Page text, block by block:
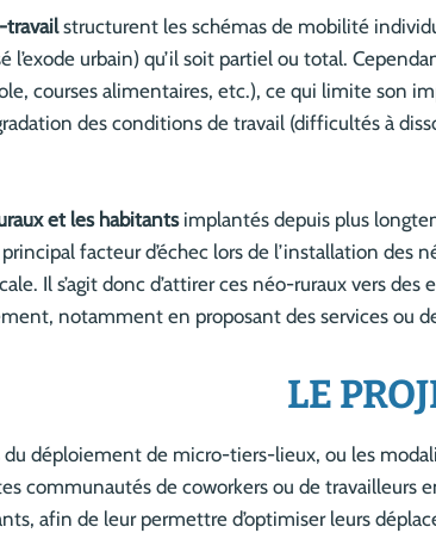
travailstructurent les schémas de mobilité
l’exode urbain) qu’il soit partiel ou total.
courses alimentaires, etc.), ce qui limite son
des conditions de travail (difficultés à
et les habitantsimplantés depuis plus
facteur d’échec lors de l’installation
Il s’agit donc d’attirer ces néo-ruraux vers
notamment en proposant des services ou
LE
du déploiement de micro-tiers-lieux, ou les
communautés de coworkers ou de travailleurs
afin de leur permettre d’optimiser leurs